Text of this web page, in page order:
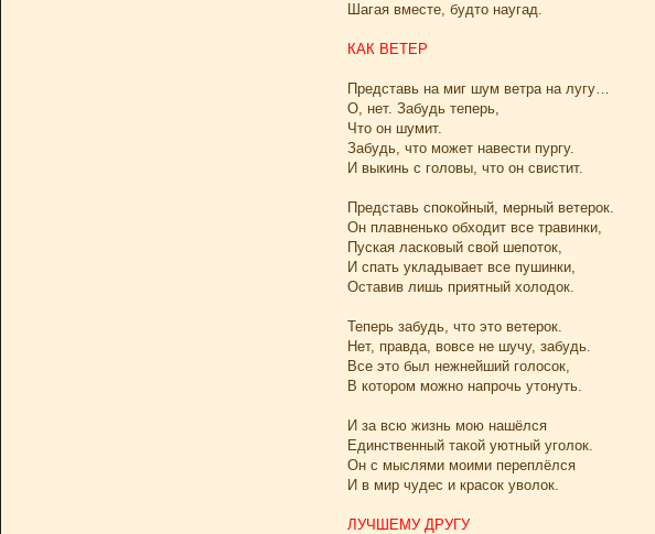
Шагая вместе, будто наугад.
КАК ВЕТЕР
Представь на миг шум ветра на лугу…
О, нет. Забудь теперь,
Что он шумит.
Забудь, что может навести пургу.
И выкинь с головы, что он свистит.
Представь спокойный, мерный ветерок.
Он плавненько обходит все травинки,
Пуская ласковый свой шепоток,
И спать укладывает все пушинки,
Оставив лишь приятный холодок.
Теперь забудь, что это ветерок.
Нет, правда, вовсе не шучу, забудь.
Все это был нежнейший голосок,
В котором можно напрочь утонуть.
И за всю жизнь мою нашёлся
Единственный такой уютный уголок.
Он с мыслями моими переплёлся
И в мир чудес и красок уволок.
ЛУЧШЕМУ ДРУГУ